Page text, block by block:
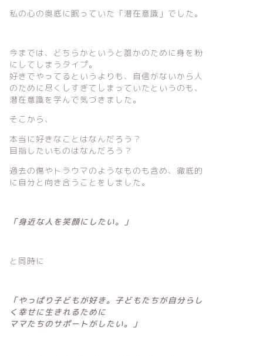
私の心の奥底に眠っていた「潜在意識」でした。
今までは、どちらかというと誰かのために身を粉
にしてしまうタイプ。
好きでやってるというよりも、自信がないから人
のために尽くしすぎてしまっていたというのも、
潜在意識を学んで気づきました。
そこから、
本当に好きなことはなんだろう？
目指したいものはなんだろう？
過去の傷やトラウマのようなものも含め、徹底的
に自分と向き合うことをしました。
「身近な人を笑顔にしたい。」
と同時に
「やっぱり子どもが好き。子どもたちが自分らし
く幸せに生きれるために
ママたちのサポートがしたい。」